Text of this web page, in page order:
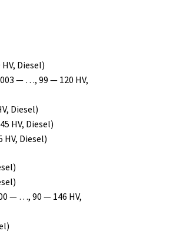
Diesel)
— …, 99 — 120 HV,
Diesel)
HV, Diesel)
Diesel)
— …, 90 — 146 HV,